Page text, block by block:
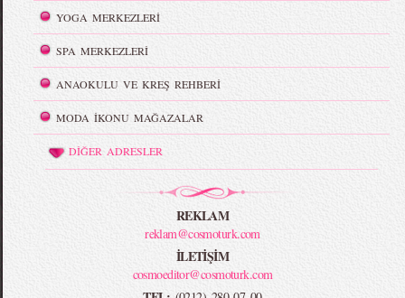
YOGA MERKEZLERİ
SPA MERKEZLERİ
ANAOKULU VE KREŞ REHBERİ
MODA İKONU MAĞAZALAR
DİĞER ADRESLER
REKLAM
reklam@cosmoturk.com
İLETİŞİM
cosmoeditor@cosmoturk.com